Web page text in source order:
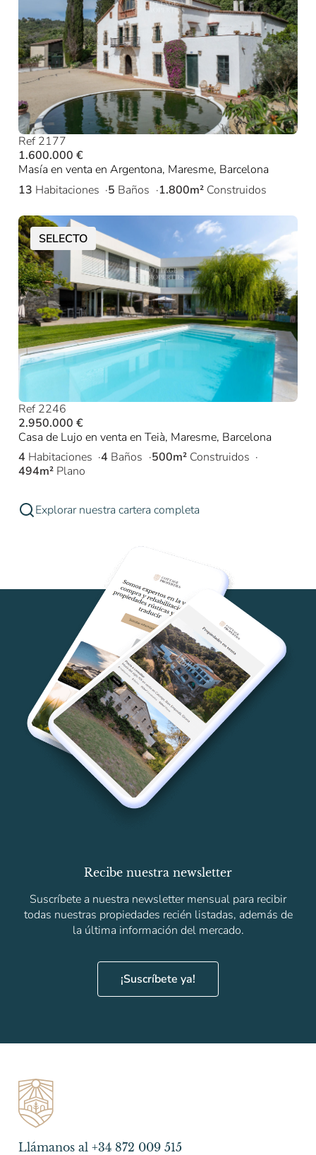
Ref 2177
1.600.000 €
Masía en venta en Argentona, Maresme, Barcelona
13 Habitaciones 5 Baños 1.800m² Construidos
SELECTO
Ref 2246
2.950.000 €
Casa de Lujo en venta en Teià, Maresme, Barcelona
4 Habitaciones 4 Baños 500m² Construidos
494m² Plano
Explorar nuestra cartera completa
Recibe nuestra newsletter
Suscríbete a nuestra newsletter mensual para recibir
todas nuestras propiedades recién listadas, además de
la última información del mercado.
¡Suscríbete ya!
Llámanos al +34 872 009 515